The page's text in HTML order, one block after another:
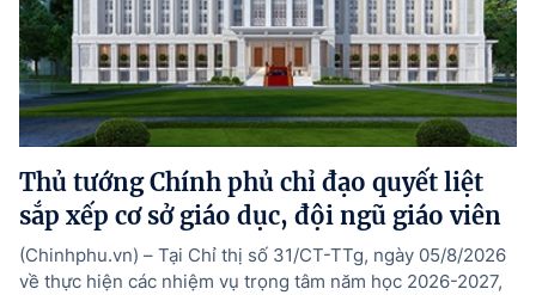
Thủ tướng Chính phủ chỉ đạo quyết liệt
sắp xếp cơ sở giáo dục, đội ngũ giáo viên
(Chinhphu.vn) – Tại Chỉ thị số 31/CT-TTg, ngày 05/8/2026
về thực hiện các nhiệm vụ trọng tâm năm học 2026-2027,